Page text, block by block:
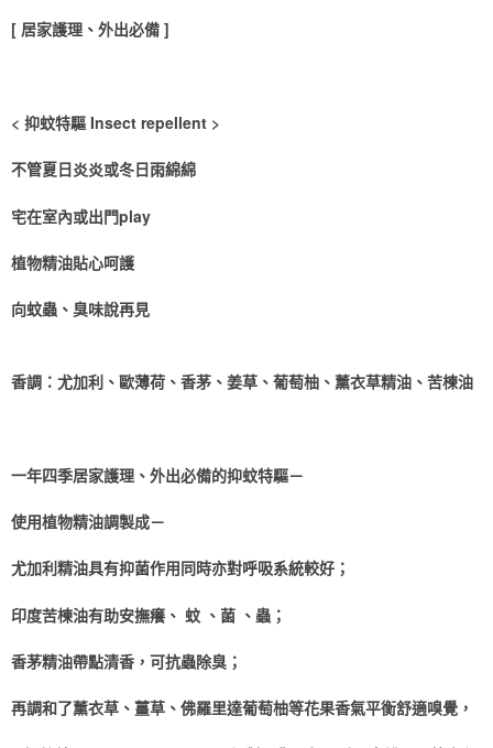
國家/地區配送
[ 居家護理、外出必備 ]
< 抑蚊特驅 Insect repellent >
不管夏日炎炎或冬日雨綿綿
宅在室內或出門play
植物精油貼心呵護
向蚊蟲、臭味說再見
香調：尤加利、歐薄荷、香茅、姜草、葡萄柚、薰衣草精油、苦楝油
一年四季居家護理、外出必備的抑蚊特驅－
使用植物精油調製成－
尤加利精油具有抑菌作用同時亦對呼吸系統較好；
印度苦楝油有助安撫癢、 蚊 、菌 、蟲；
香茅精油帶點清香，可抗蟲除臭；
再調和了薰衣草、薑草、佛羅里達葡萄柚等花果香氣平衡舒適嗅覺，